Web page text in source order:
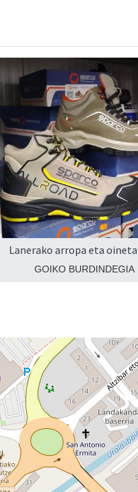
Lanerako arropa eta
GOIKO BURDINDEGIA